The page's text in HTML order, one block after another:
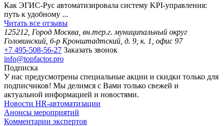
Как ЭГИС-Рус автоматизировала систему KPI-управления:
путь к удобному ...
Читать все отзывы
125212, Город Москва, вн.тер.г. муниципальный округ
Головинский, б-р Кронштадтский, д. 9, к. 1, офис 97
+7 495-508-56-27 Заказать звонок
info@topfactor.pro
Подписка
У нас предусмотрены специальные акции и скидки только для
подписчиков! Мы делимся с Вами только свежей и
актуальной информацией и новостями.
Новости HR-автоматизации
Анонсы мероприятий
Комментарии экспертов